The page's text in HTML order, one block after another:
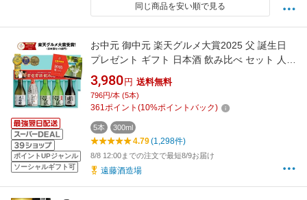
同じ商品を安い順で見る
ポイントUPジャンル
ソーシャルギフト可
お中元 御中元 楽天グルメ大賞2025 父 誕生日
プレゼント ギフト 日本酒 飲み比べ セット 人気
ランキング 飲み切り300ml 5本 70代 60代 50代
【日本酒/焼酎年間1位】
3,980 円 送料無料
796円/本 (5本)
361ポイント (10%ポイントバック)
5本 300ml
4.79(1,298件)
8/8 12:00までの注文で最短8/9お届け
遠藤酒造場